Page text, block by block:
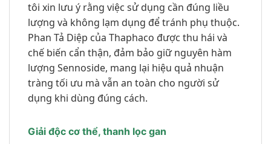
tôi xin lưu ý rằng việc sử dụng cần đúng liều
lượng và không lạm dụng để tránh phụ thuộc.
Phan Tả Diệp của Thaphaco được thu hái và
chế biến cẩn thận, đảm bảo giữ nguyên hàm
lượng Sennoside, mang lại hiệu quả nhuận
tràng tối ưu mà vẫn an toàn cho người sử
dụng khi dùng đúng cách.
Giải độc cơ thể, thanh lọc gan